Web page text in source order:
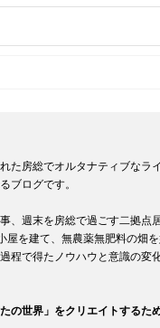
た房総でオルタナティブなラ
ブログです。
、週末を房総で過ごす二拠点
屋を建て、無農薬無肥料の畑
程で得たノウハウと意識の変
の世界」をクリエイトするた